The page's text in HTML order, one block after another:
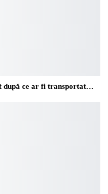
după ce ar fi transportat…